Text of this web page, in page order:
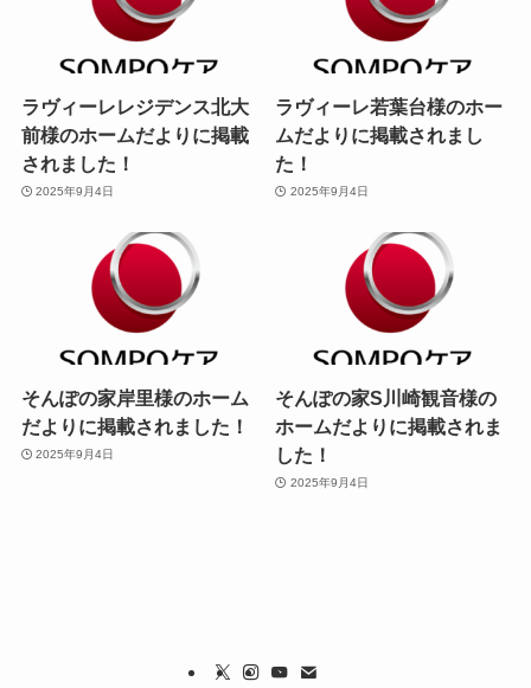
ラヴィーレレジデンス北大
前様のホームだよりに掲載
されました！
2025年9月4日
ラヴィーレ若葉台様のホー
ムだよりに掲載されまし
た！
2025年9月4日
そんぽの家岸里様のホーム
だよりに掲載されました！
2025年9月4日
そんぽの家S川崎観音様の
ホームだよりに掲載されま
した！
2025年9月4日